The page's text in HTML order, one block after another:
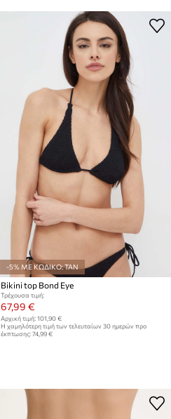
-5% ΜΕ ΚΩΔΙΚΟ: TAN
Bikini top Bond Eye
Τρέχουσα τιμή:
67,99 €
Αρχική τιμή: 101,90 €
Η χαμηλότερη τιμή των τελευταίων 30 ημερών προ
έκπτωσης: 74,99 €